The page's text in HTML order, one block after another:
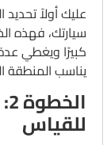
عليك أولاً
سيارتك، فهذه
كبيرًا ويغطي
يناسب المنطقة
للقياس